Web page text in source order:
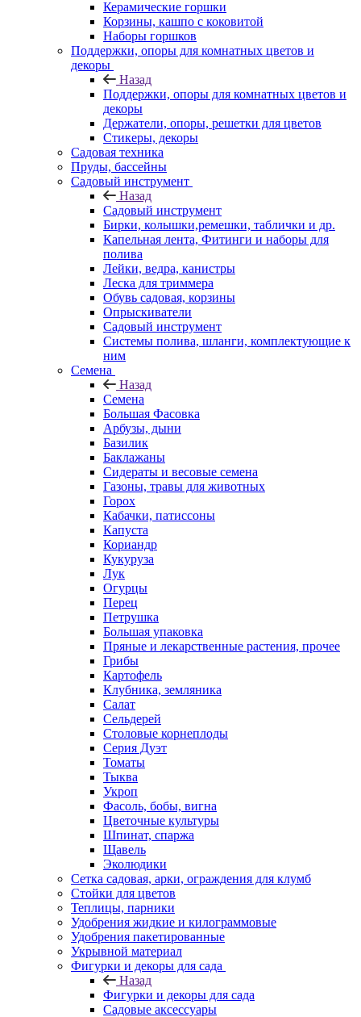
Керамические горшки
Корзины, кашпо с коковитой
Наборы горшков
Поддержки, опоры для комнатных цветов и
декоры
Назад
Поддержки, опоры для комнатных цветов и
декоры
Держатели, опоры, решетки для цветов
Стикеры, декоры
Садовая техника
Пруды, бассейны
Садовый инструмент
Назад
Садовый инструмент
Бирки, колышки,ремешки, таблички и др.
Капельная лента, Фитинги и наборы для
полива
Лейки, ведра, канистры
Леска для триммера
Обувь садовая, корзины
Опрыскиватели
Садовый инструмент
Системы полива, шланги, комплектующие к
ним
Семена
Назад
Семена
Большая Фасовка
Арбузы, дыни
Базилик
Баклажаны
Сидераты и весовые семена
Газоны, травы для животных
Горох
Кабачки, патиссоны
Капуста
Кориандр
Кукуруза
Лук
Огурцы
Перец
Петрушка
Большая упаковка
Пряные и лекарственные растения, прочее
Грибы
Картофель
Клубника, земляника
Салат
Сельдерей
Столовые корнеплоды
Серия Дуэт
Томаты
Тыква
Укроп
Фасоль, бобы, вигна
Цветочные культуры
Шпинат, спаржа
Щавель
Эколюдики
Сетка садовая, арки, ограждения для клумб
Стойки для цветов
Теплицы, парники
Удобрения жидкие и килограммовые
Удобрения пакетированные
Укрывной материал
Фигурки и декоры для сада
Назад
Фигурки и декоры для сада
Садовые аксессуары